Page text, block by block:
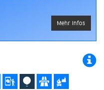
Mehr Infos